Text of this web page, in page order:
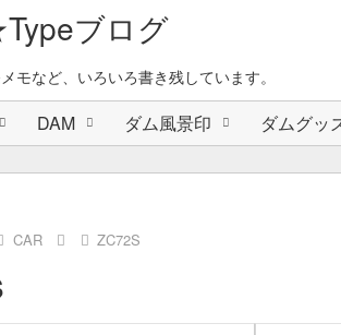
ブログ
モなど、いろいろ書き残しています。
DAM ダム風景印 ダムグッ
CAR ZC72S